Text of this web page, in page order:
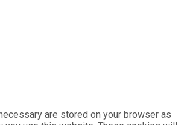
are stored on your browser as